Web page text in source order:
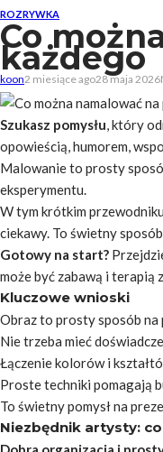
ROZRYWKA
Co
każdego
koon2 miesiące ago28 maja 2026
Szukasz pomysłu, który
opowieścią, humorem,
Malowanieto prosty
eksperymentu.
W tym krótkim
ciekawy. To świetny
Gotowy na start?
może być zabawą i terapią
Kluczowe wnioski
Obraz to prosty sposób
Nie trzeba mieć
Łączenie kolorów i
Proste techniki pomagają
To świetny pomysł na
Niezbędnik artysty: